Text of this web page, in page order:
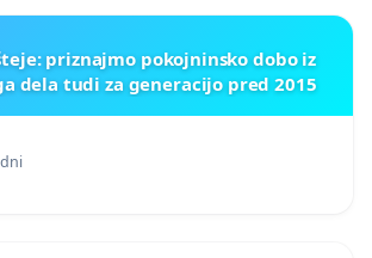
priznajmo pokojninsko dobo iz
dela tudi za generacijo pred 2015